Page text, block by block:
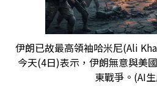
伊朗已故最高領袖哈米尼(Ali
今天(4日)表示，伊朗無意與美
東戰爭。(AI